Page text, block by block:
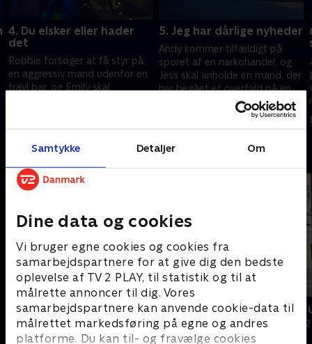
Samtykke Detaljer Om
Dine data og cookies
Vi bruger egne cookies og cookies fra
samarbejdspartnere for at give dig den bedste
oplevelse af TV 2 PLAY, til statistik og til at
målrette annoncer til dig. Vores
samarbejdspartnere kan anvende cookie-data til
målrettet markedsføring på egne og andres
platforme. Du kan til- og fravælge cookies
4. Du elsker eller hader
det
Robbie forsøger at få styr på
en aggressiv mand udenfor en
travl bar, og Emily skal
5. Jeg har dårlige nyheder
Andy kommer tilfældigt på
sporet af en narkohandel, og
Jess skal anholde en mand, der
har begået et overfald på en
8. august 2023 • 46 min
Andre så også
Politiet tæt på
Dokumentar • 3 sæsoner Dokumentar •